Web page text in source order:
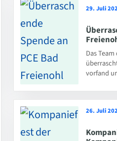
29. Juli
Das
vorfand
26. Juli